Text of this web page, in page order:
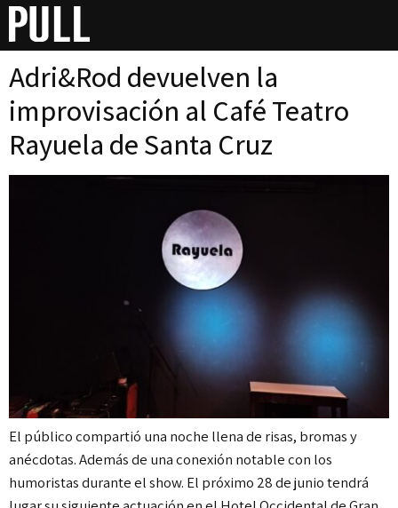
Día: 17 de junio de 2025
Adri&Rod devuelven la
improvisación al Café Teatro
Rayuela de Santa Cruz
El público compartió una noche llena de risas, bromas y
anécdotas. Además de una conexión notable con los
humoristas durante el show. El próximo 28 de junio tendrá